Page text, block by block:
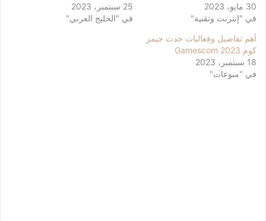
30 مايو، 2023
في "إنترنت وتقنية"
25 سبتمبر، 2023
في "الخليج العربي"
أهم تفاصيل وفعاليات حدث جيمز
كوم Gamescom 2023
18 سبتمبر، 2023
في "منوعات"